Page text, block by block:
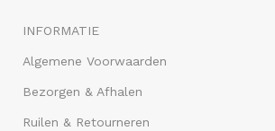
INFORMATIE
Algemene Voorwaarden
Bezorgen & Afhalen
Ruilen & Retourneren